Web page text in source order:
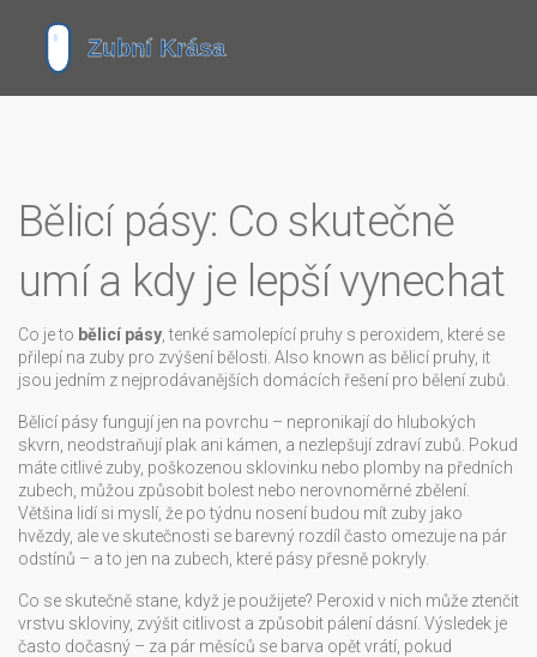
Bělicí pásy: Co skutečně
umí a kdy je lepší vynechat
Co je to bělicí pásy ,tenké samolepící pruhy s peroxidem, které se
přilepí na zuby pro zvýšení bělosti . Also known as bělicí pruhy, it
jsou jedním z nejprodávanějších domácích řešení pro bělení zubů
Bělicí pásy fungují jen na povrchu – nepronikají do hlubokých
skvrn, neodstraňují plak ani kámen, a nezlepšují zdraví zubů. Pokud
máte citlivé zuby, poškozenou sklovinku nebo plomby na předních
zubech, můžou způsobit bolest nebo nerovnoměrné zbělení.
Většina lidí si myslí, že po týdnu nosení budou mít zuby jako
hvězdy, ale ve skutečnosti se barevný rozdíl často omezuje na pár
odstínů – a to jen na zubech, které pásy přesně pokryly.
Co se skutečně stane, když je použijete? Peroxid v nich může ztenčit
vrstvu skloviny, zvýšit citlivost a způsobit pálení dásní. Výsledek je
často dočasný – za pár měsíců se barva opět vrátí, pokud